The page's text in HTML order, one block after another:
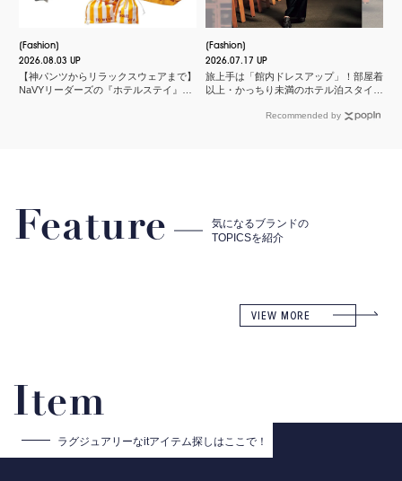
Fashion
2026.08.03 UP
【神パンツからリラックスウェアまで】
NaVYリーダーズの『ホテルステイ』に
Fashion
2026.07.17 UP
旅上手は「館内ドレスアップ」！部屋着
以上・かっちり未満のホテル泊スタイル
Recommended by
Feature
気になるブランドの
TOPICSを紹介
VIEW MORE
Item
ラグジュアリーなitアイテム探しはここで！